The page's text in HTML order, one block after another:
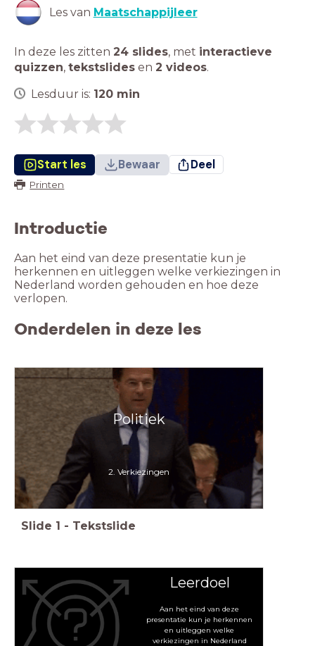
Les van Maatschappijleer
In deze les zitten 24 slides, met interactieve
quizzen, tekstslides en 2 videos.
Lesduur is: 120 min
Start les Bewaar Deel
Printen
Introductie
Aan het eind van deze presentatie kun je
herkennen en uitleggen welke verkiezingen in
Nederland worden gehouden en hoe deze
verlopen.
Onderdelen in deze les
Politiek
2. Verkiezingen
Slide 1 - Tekstslide
Leerdoel
Aan het eind van deze
presentatie kun je herkennen
en uitleggen welke
verkiezingen in Nederland